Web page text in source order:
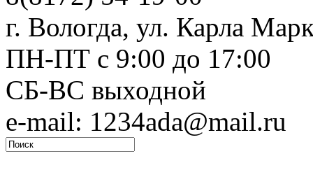
г. Вологда, ул. Карла
ПН-ПТ c 9:00 до 17:00
СБ-ВС выходной
e-mail: 1234ada@mail.ru